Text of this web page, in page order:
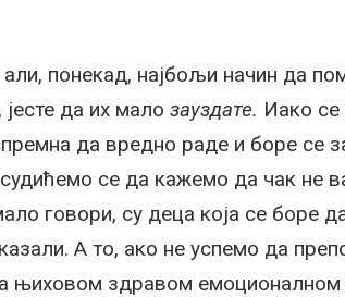
понекад, најбољи начин да
да их мало зауздате. Иако се
да вредно раде и боре се
се да кажемо да чак не
говори, су деца која се боре
А то, ако не успемо да
њиховом здравом емоционалном